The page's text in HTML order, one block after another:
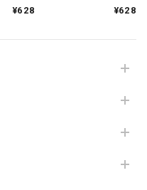
¥628
¥628